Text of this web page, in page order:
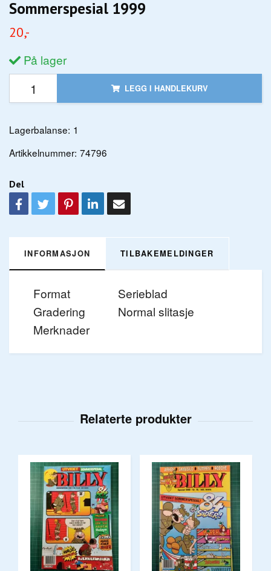
Sommerspesial 1999
20,-
På lager
LEGG I HANDLEKURV
Lagerbalanse: 1
Artikkelnummer: 74796
Del
INFORMASJON TILBAKEMELDINGER
Format
Serieblad
Gradering
Normal slitasje
Merknader